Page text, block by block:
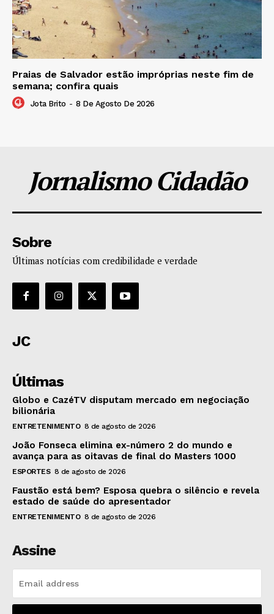
Praias de Salvador estão impróprias neste fim de
semana; confira quais
Jota Brito - 8 De Agosto De 2026
Jornalismo Cidadão
Sobre
Últimas notícias com credibilidade e verdade
JC
Últimas
Globo e CazéTV disputam mercado em negociação
bilionária
ENTRETENIMENTO 8 de agosto de 2026
João Fonseca elimina ex-número 2 do mundo e
avança para as oitavas de final do Masters 1000
ESPORTES 8 de agosto de 2026
Faustão está bem? Esposa quebra o silêncio e revela
estado de saúde do apresentador
ENTRETENIMENTO 8 de agosto de 2026
Assine